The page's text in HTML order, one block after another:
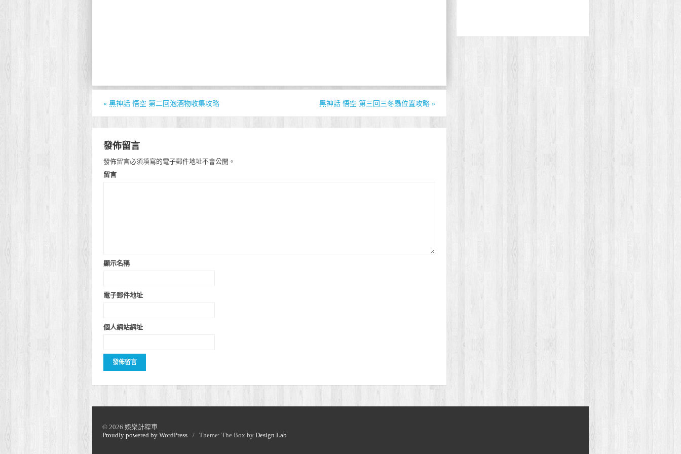
«黑神話 悟空 第二回泡酒物收集攻略 黑神話 悟空 第三回三冬蟲位置攻略 »
發佈留言
發佈留言必須填寫的電子郵件地址不會公開。
留言
顯示名稱
電子郵件地址
個人網站網址
© 2026 娛樂計程車
Proudly powered by WordPress
/ Theme: The Box by Design Lab